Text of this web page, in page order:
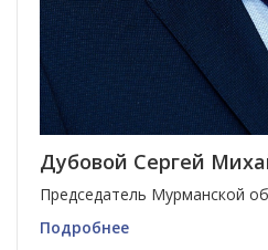
Дубовой Сергей
Председатель Мурманской
Подробнее